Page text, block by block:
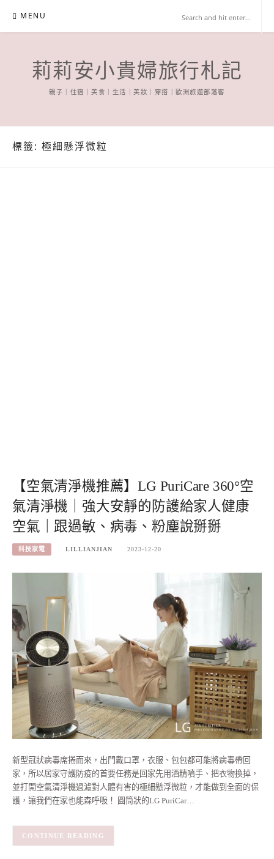
content
MENU
莉莉安小貴婦旅行札記
親子｜住宿｜美食｜生活｜美妝｜穿搭｜歐洲旅遊部落客
標籤: 極細懸浮微粒
【空氣清淨機推薦】LG PuriCare 360°空
氣清淨機｜強大安靜的防護給家人健康
空氣｜跟過敏、病毒、粉塵說掰掰
科技家電 LILLIANJIAN 2023-12-20
新型冠狀病毒席捲而來，出門戴口罩，衣服、包包都可能將病毒帶回
家，所以居家守護防疫的首要任務是回家先用酒精噴手、把衣物換掉，
並打開空氣清淨機過濾對人體有害的極細懸浮微粒，才能做到全面的保
護，讓我們在家也能森呼吸！ 圓筒狀的LG PuriCar…
CONTINUE READING